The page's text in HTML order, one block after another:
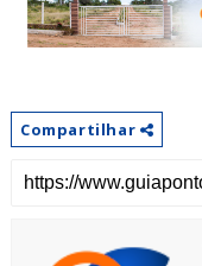
Compartilhar